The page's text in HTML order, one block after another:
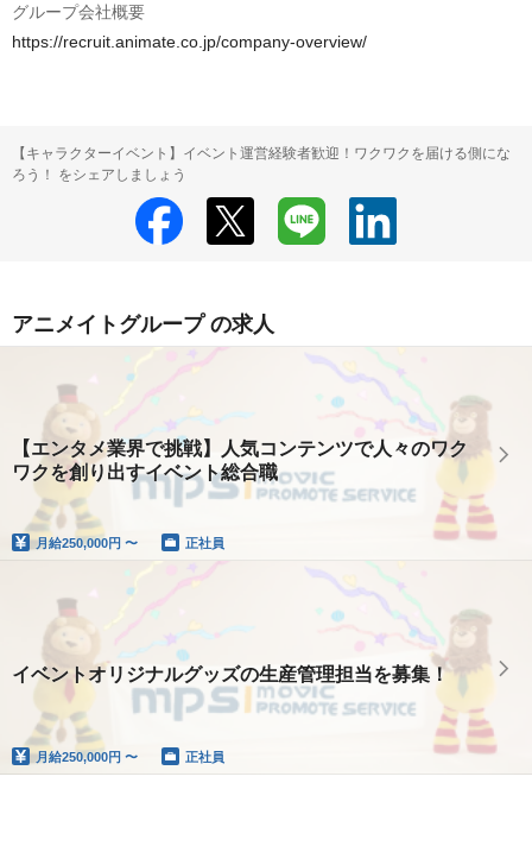
グループ会社概要
https://recruit.animate.co.jp/company-overview/
【キャラクターイベント】イベント運営経験者歓迎！ワクワクを届ける側にな
ろう！ をシェアしましょう
アニメイトグループ の求人
【エンタメ業界で挑戦】人気コンテンツで人々のワク
ワクを創り出すイベント総合職
月給250,000円 〜 正社員
イベントオリジナルグッズの生産管理担当を募集！
月給250,000円 〜 正社員